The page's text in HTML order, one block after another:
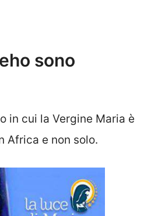
sono
in cui la Vergine Maria è
Africa e non solo.